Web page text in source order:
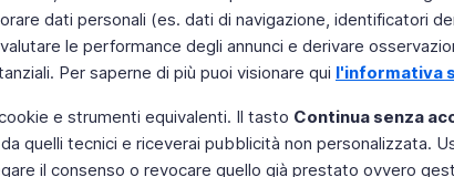
dati personali (es. dati di navigazione, identificatori
le performance degli annunci e derivare
Per saperne di più puoi visionare qui l'informativa
e strumenti equivalenti. Il tasto Continua senza
quelli tecnici e riceverai pubblicità non personalizzata.
il consenso o revocare quello già prestato ovvero